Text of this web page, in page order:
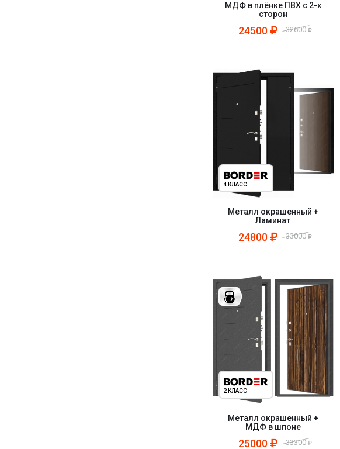
МДФ в плёнке ПВХ с 2-х
сторон
24500 32600
4 КЛАСС
Металл окрашенный +
Ламинат
24800 33000
2 КЛАСС
Металл окрашенный +
МДФ в шпоне
25000 33300